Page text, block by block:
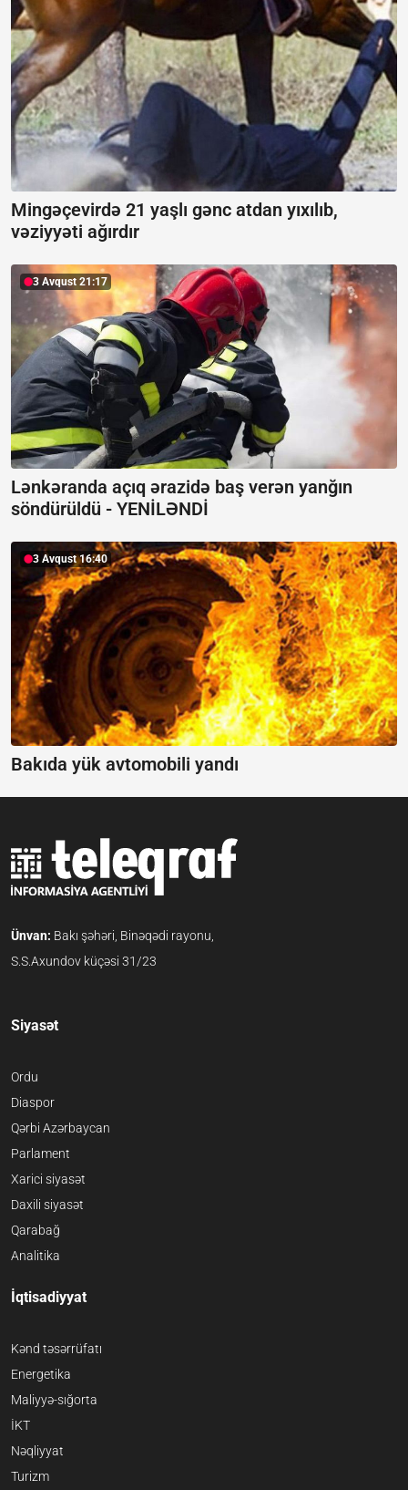
Mingəçevirdə 21 yaşlı gənc atdan yıxılıb,
vəziyyəti ağırdır
3 Avqust 21:17
Lənkəranda açıq ərazidə baş verən yanğın
söndürüldü - YENİLƏNDİ
3 Avqust 16:40
Bakıda yük avtomobili yandı
Ünvan: Bakı şəhəri, Binəqədi rayonu,
S.S.Axundov küçəsi 31/23
Siyasət
Ordu
Diaspor
Qərbi Azərbaycan
Parlament
Xarici siyasət
Daxili siyasət
Qarabağ
Analitika
İqtisadiyyat
Kənd təsərrüfatı
Energetika
Maliyyə-sığorta
İKT
Nəqliyyat
Turizm